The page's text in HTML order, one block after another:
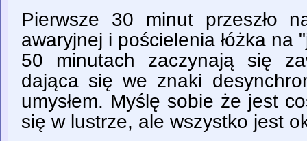
Pierwsze 30 minut przeszło
awaryjnej i pościelenia łóżka na
50 minutach zaczynają się
dająca się we znaki
umysłem. Myślę sobie że jest
się w lustrze, ale wszystko jest